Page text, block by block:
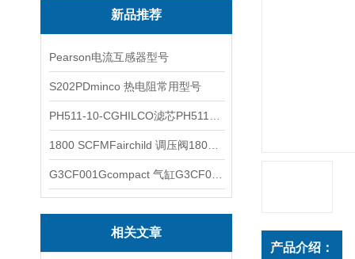
新品推荐
Pearson电流互感器型号
S202PDminco 热电阻常用型号
相关文章
产品介绍：